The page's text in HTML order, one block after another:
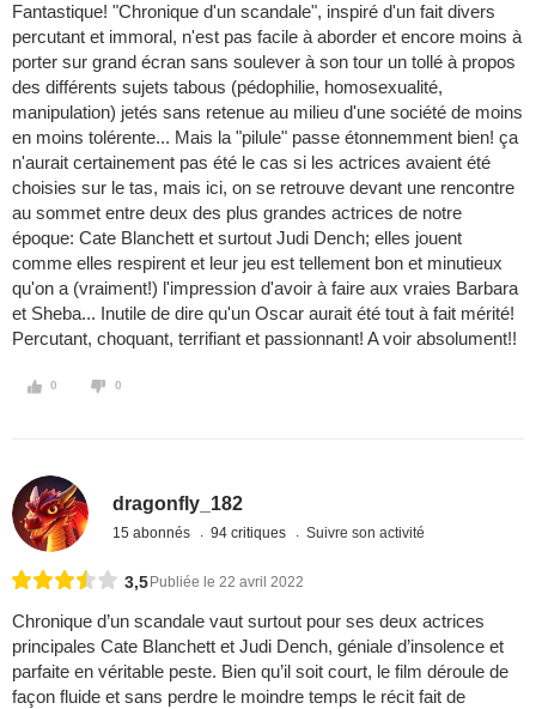
Fantastique! "Chronique d'un scandale", inspiré d'un fait divers
percutant et immoral, n'est pas facile à aborder et encore moins à
porter sur grand écran sans soulever à son tour un tollé à propos
des différents sujets tabous (pédophilie, homosexualité,
manipulation) jetés sans retenue au milieu d'une société de moins
en moins tolérente... Mais la "pilule" passe étonnemment bien! ça
n'aurait certainement pas été le cas si les actrices avaient été
choisies sur le tas, mais ici, on se retrouve devant une rencontre
au sommet entre deux des plus grandes actrices de notre
époque: Cate Blanchett et surtout Judi Dench; elles jouent
comme elles respirent et leur jeu est tellement bon et minutieux
qu'on a (vraiment!) l'impression d'avoir à faire aux vraies Barbara
et Sheba... Inutile de dire qu'un Oscar aurait été tout à fait mérité!
Percutant, choquant, terrifiant et passionnant! A voir absolument!!
0 0
dragonfly_182
15 abonnés 94 critiques Suivre son activité
3,5 Publiée le 22 avril 2022
Chronique d’un scandale vaut surtout pour ses deux actrices
principales Cate Blanchett et Judi Dench, géniale d’insolence et
parfaite en véritable peste. Bien qu’il soit court, le film déroule de
façon fluide et sans perdre le moindre temps le récit fait de